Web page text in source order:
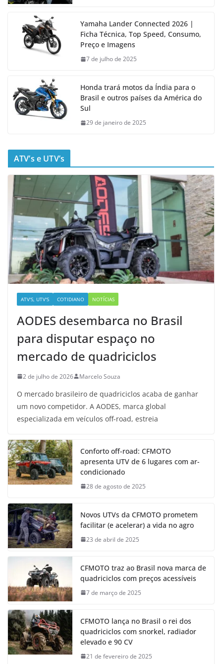
Yamaha Lander Connected 2026 |
Ficha Técnica, Top Speed, Consumo,
Preço e Imagens
7 de julho de 2025
Honda trará motos da Índia para o
Brasil e outros países da América do
Sul
29 de janeiro de 2025
ATV’s e UTV’s
ATV'S, UTV'S COTIDIANO NOTÍCIAS
AODES desembarca no Brasil
para disputar espaço no
mercado de quadriciclos
2 de julho de 2026 Marcelo Souza
O mercado brasileiro de quadriciclos acaba de ganhar
um novo competidor. A AODES, marca global
especializada em veículos off-road, estreia
Conforto off-road: CFMOTO
apresenta UTV de 6 lugares com ar-
condicionado
28 de agosto de 2025
Novos UTVs da CFMOTO prometem
facilitar (e acelerar) a vida no agro
23 de abril de 2025
CFMOTO traz ao Brasil nova marca de
quadriciclos com preços acessíveis
7 de março de 2025
CFMOTO lança no Brasil o rei dos
quadriciclos com snorkel, radiador
elevado e 90 CV
21 de fevereiro de 2025